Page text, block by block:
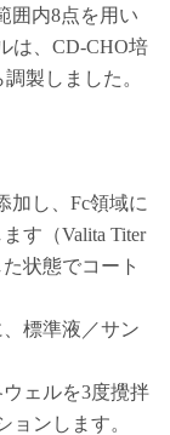
囲内8点を用い
は、CD-CHO培
製しました。
加し、Fc領域に
す（Valita Titer
状態でコート
標準液／サン
ェルを3度攪拌
ョンします。